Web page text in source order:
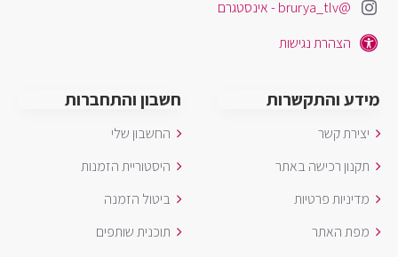
@brurya_tlv - אינסטגרם
הצהרת נגישות
מידע והתקשרות
יצירת קשר
תקנון רכישה באתר
מדיניות פרטיות
מפת האתר
חשבון והתחברות
החשבון שלי
היסטוריית הזמנות
ביטול הזמנה
תוכנית שותפים